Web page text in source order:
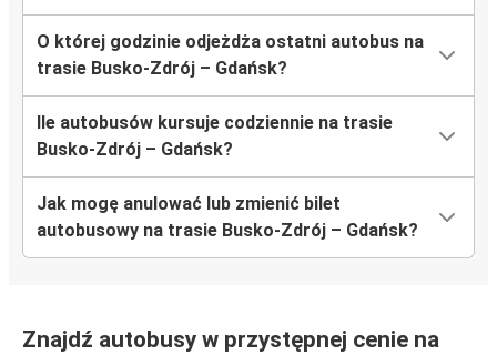
O której godzinie odjeżdża ostatni autobus na
trasie Busko-Zdrój – Gdańsk?
Ile autobusów kursuje codziennie na trasie
Busko-Zdrój – Gdańsk?
Jak mogę anulować lub zmienić bilet
autobusowy na trasie Busko-Zdrój – Gdańsk?
Znajdź autobusy w przystępnej cenie na